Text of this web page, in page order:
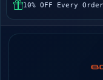
10% OFF Every Order